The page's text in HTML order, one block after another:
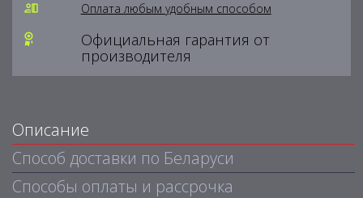
Оплата любым удобным способом
Официальная гарантия от
производителя
Описание
Способ доставки по Беларуси
Способы оплаты и рассрочка